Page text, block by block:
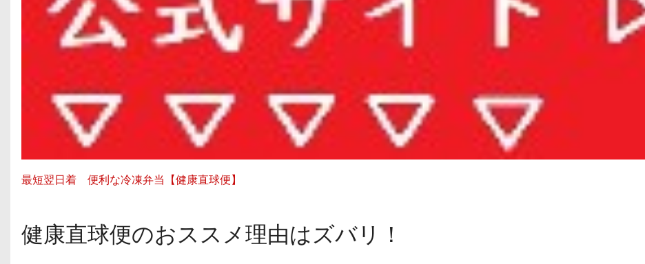
最短翌日着 便利な冷凍弁当【健康直球便】
健康直球便のおススメ理由はズバリ！